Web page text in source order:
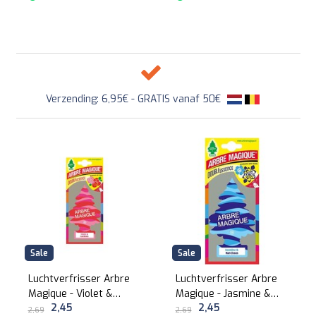
Verzending: 6,95€ - GRATIS vanaf 50€
Sale
Luchtverfrisser Arbre
Magique - Violet &
Gardenia (1st)
2,69 2,45
Sale
Luchtverfrisser Arbre
Magique - Jasmine &
Narcis (1st)
2,69 2,45